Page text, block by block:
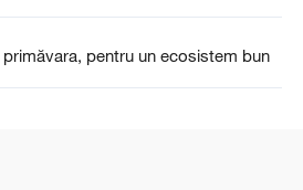
pentru un ecosistem bun